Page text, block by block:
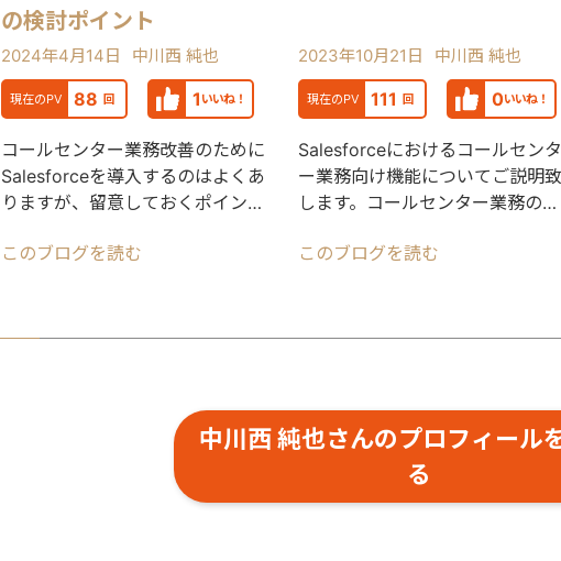
の検討ポイント
2024年4月14日 中川西 純也
現在のPV 88 回 1 いいね！
コールセンター業務改善のために
Salesforceを導入するのはよくあ
りますが、留意しておくポイント
と思います
このブログを読む
2023年10月21日 中川西 純也
現在のPV 111 回 0いいね！
Salesforceにおけるコールセンタ
ー業務向け機能についてご説明致
します。コールセンター業務の細
分化してみ
このブログを読む
中川西 純也さんのプロフィール
る